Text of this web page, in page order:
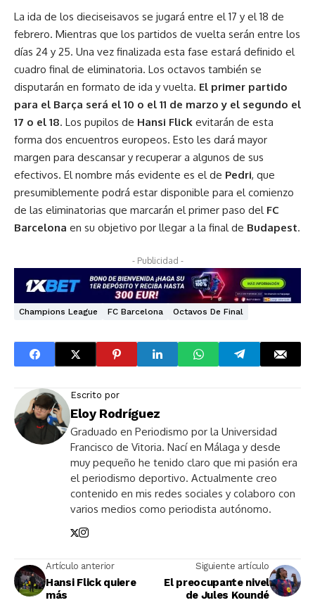
La ida de los dieciseisavos se jugará entre el 17 y el 18 de
febrero. Mientras que los partidos de vuelta serán entre los
días 24 y 25. Una vez finalizada esta fase estará definido el
cuadro final de eliminatoria. Los octavos también se
disputarán en formato de ida y vuelta. El primer partido
para el Barça será el 10 o el 11 de marzo y el segundo el
17 o el 18. Los pupilos de Hansi Flick evitarán de esta
forma dos encuentros europeos. Esto les dará mayor
margen para descansar y recuperar a algunos de sus
efectivos. El nombre más evidente es el de Pedri, que
presumiblemente podrá estar disponible para el comienzo
de las eliminatorias que marcarán el primer paso del FC
Barcelona en su objetivo por llegar a la final de Budapest.
- Publicidad -
Champions League FC Barcelona Octavos De Final
Escrito por
Eloy Rodríguez
Graduado en Periodismo por la Universidad
Francisco de Vitoria. Nací en Málaga y desde
muy pequeño he tenido claro que mi pasión era
el periodismo deportivo. Actualmente creo
contenido en mis redes sociales y colaboro con
varios medios como periodista autónomo.
Artículo anterior
Hansi Flick quiere
más
Siguiente artículo
El preocupante nivel
de Jules Koundé